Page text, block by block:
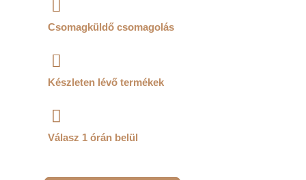
Csomagküldő csomagolás
Készleten lévő termékek
Válasz 1 órán belül